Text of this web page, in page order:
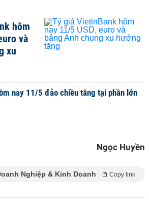
hôm
và
xu
nay 11/5 đảo chiều tăng tại phần lớn
Ngọc Huyền
Nghiệp & Kinh Doanh Copy link